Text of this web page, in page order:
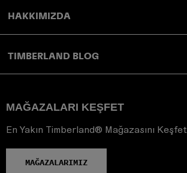
HAKKIMIZDA
TIMBERLAND BLOG
MAĞAZALARI KEŞFET
En Yakın Timberland® Mağazasını Keşfet
MAĞAZALARIMIZ